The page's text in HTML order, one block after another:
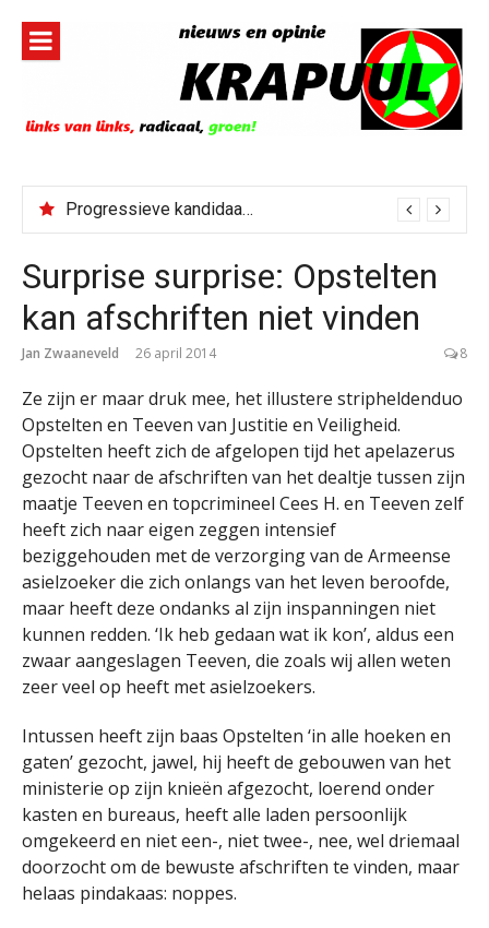
inhoud
Progressieve kandidaat El-Sayed senaatskandidaat Michigan
Surprise surprise: Opstelten
kan afschriften niet vinden
Jan Zwaaneveld 26 april 2014 8
Ze zijn er maar druk mee, het illustere stripheldenduo
Opstelten en Teeven van Justitie en Veiligheid.
Opstelten heeft zich de afgelopen tijd het apelazerus
gezocht naar de afschriften van het dealtje tussen zijn
maatje Teeven en topcrimineel Cees H. en Teeven zelf
heeft zich naar eigen zeggen intensief
beziggehouden met de verzorging van de Armeense
asielzoeker die zich onlangs van het leven beroofde,
maar heeft deze ondanks al zijn inspanningen niet
kunnen redden. ‘Ik heb gedaan wat ik kon’, aldus een
zwaar aangeslagen Teeven, die zoals wij allen weten
zeer veel op heeft met asielzoekers.
Intussen heeft zijn baas Opstelten ‘in alle hoeken en
gaten’ gezocht, jawel, hij heeft de gebouwen van het
ministerie op zijn knieën afgezocht, loerend onder
kasten en bureaus, heeft alle laden persoonlijk
omgekeerd en niet een-, niet twee-, nee, wel driemaal
doorzocht om de bewuste afschriften te vinden, maar
helaas pindakaas: noppes.